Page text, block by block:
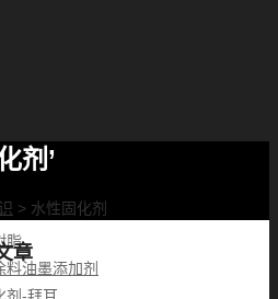
脂
料油墨添加剂
剂’
> 水性固化剂
章